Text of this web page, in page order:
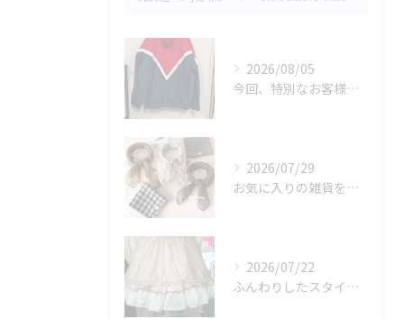
2026/08/05
今回、特別なお客様のためにファッションショー用のサンプルを手...
2026/07/29
お気に入りの雑貨をお探しですか？
2026/07/22
ふんわりしたスタイルに魅了されませんか？